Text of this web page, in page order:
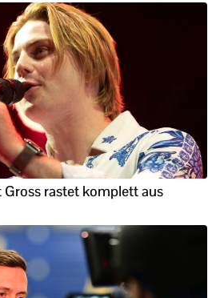
rastet komplett aus